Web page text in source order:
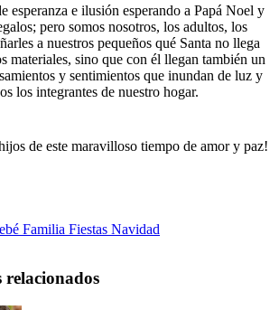
esperanza e ilusión esperando a Papá Noel y
pero somos nosotros, los adultos, los
a nuestros pequeños qué Santa no llega
materiales, sino que con él llegan también un
y sentimientos que inundan de luz y
los integrantes de nuestro hogar.
de este maravilloso tiempo de amor y paz!
Familia Fiestas Navidad
relacionados